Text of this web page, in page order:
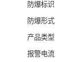
防爆标识
防爆形式
产品类型
报警电流